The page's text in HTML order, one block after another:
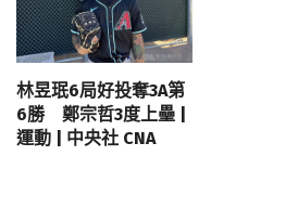
林昱珉6局好投奪3A第
6勝 鄭宗哲3度上壘 |
運動 | 中央社 CNA